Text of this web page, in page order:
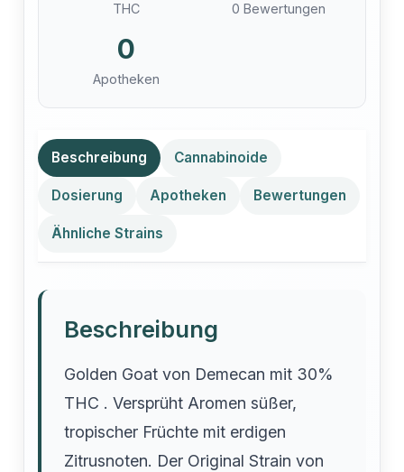
THC 0 Bewertungen
0
Apotheken
Beschreibung Cannabinoide
Dosierung Apotheken Bewertungen
Ähnliche Strains
Beschreibung
Golden Goat von Demecan mit 30%
THC . Versprüht Aromen süßer,
tropischer Früchte mit erdigen
Zitrusnoten. Der Original Strain von